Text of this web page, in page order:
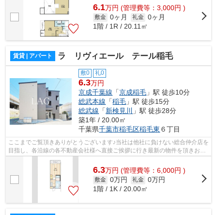
6.1万円 (管理費等：3,000円 )
敷金 0ヶ月 礼金 0ヶ月
1階 / 1R / 20.11㎡
賃貸 | アパート ラ リヴィエール テール稲毛
敷0 礼0
6.3万円
京成千葉線 「京成稲毛 」駅 徒歩10分
総武本線 「稲毛 」駅 徒歩15分
総武線 「新検見川
」駅 徒歩28分
築1年 / 20.00㎡
千葉県千葉市稲毛区稲毛東 ６丁目
ここまでご覧頂きありがとうございます♪当社は他社に負けない総合仲介店を
目指し、各沿線の各不動産会社様へ直接ご挨拶に行き最新の物件を頂きお客
様へ提供しております！最新の情報は...
6.3万円 (管理費等：6,000円 )
敷金 0万円 礼金 0万円
1階 / 1K / 20.00㎡